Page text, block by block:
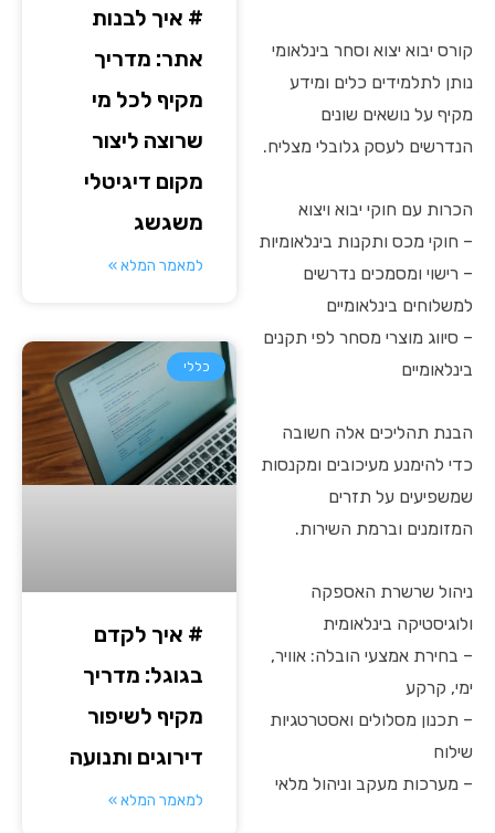
קורס יבוא יצוא וסחר בינלאומי
נותן לתלמידים כלים ומידע
מקיף על נושאים שונים
הנדרשים לעסק גלובלי מצליח.
הכרות עם חוקי יבוא ויצוא
– חוקי מכס ותקנות בינלאומיות
– רישוי ומסמכים נדרשים
למשלוחים בינלאומיים
– סיווג מוצרי מסחר לפי תקנים
בינלאומיים
הבנת תהליכים אלה חשובה
כדי להימנע מעיכובים ומקנסות
שמשפיעים על תזרים
המזומנים וברמת השירות.
ניהול שרשרת האספקה
ולוגיסטיקה בינלאומית
– בחירת אמצעי הובלה: אוויר,
ימי, קרקע
– תכנון מסלולים ואסטרטגיות
שילוח
– מערכות מעקב וניהול מלאי
# איך לבנות
אתר: מדריך
מקיף לכל מי
שרוצה ליצור
מקום דיגיטלי
משגשג
למאמר המלא »
כללי
# איך לקדם
בגוגל: מדריך
מקיף לשיפור
דירוגים ותנועה
למאמר המלא »